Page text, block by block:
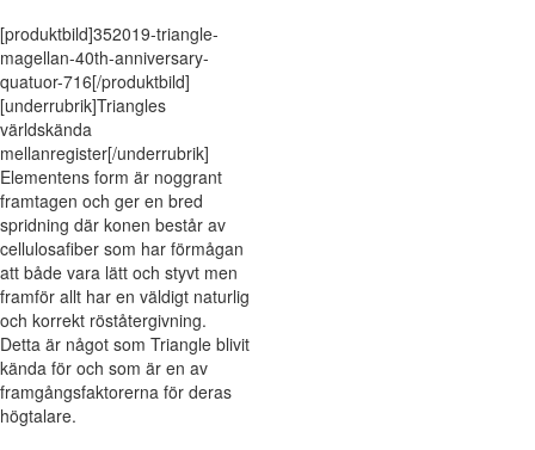
[produktbild]352019-triangle-
magellan-40th-anniversary-
quatuor-716[/produktbild]
[underrubrik]Triangles
världskända
mellanregister[/underrubrik]
Elementens form är noggrant
framtagen och ger en bred
spridning där konen består av
cellulosafiber som har förmågan
att både vara lätt och styvt men
framför allt har en väldigt naturlig
och korrekt röståtergivning.
Detta är något som Triangle blivit
kända för och som är en av
framgångsfaktorerna för deras
högtalare.